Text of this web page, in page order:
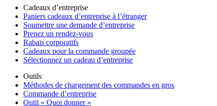
Cadeaux d’entreprise
Paniers cadeaux d’entreprise à l’étranger
Soumettre une demande d’entreprise
Prenez un rendez-vous
Rabais corporatifs
Cadeaux pour la commande groupée
Sélectionnez un cadeau d’entreprise
Outils
Méthodes de chargement des commandes en gros
Commande d’entreprise
Outil « Quoi donner »